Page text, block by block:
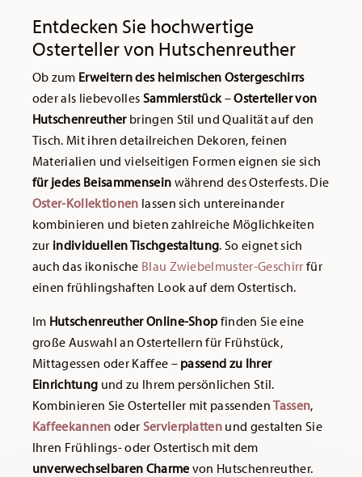
Entdecken Sie hochwertige
Osterteller von Hutschenreuther
Ob zum Erweitern des heimischen Ostergeschirrs
oder als liebevolles Sammlerstück –Osterteller von
Hutschenreutherbringen Stil und Qualität auf den
Tisch. Mit ihren detailreichen Dekoren, feinen
Materialien und vielseitigen Formen eignen sie sich
für jedes Beisammensein während des Osterfests. Die
Oster-Kollektionen lassen sich untereinander
kombinieren und bieten zahlreiche Möglichkeiten
zur individuellen Tischgestaltung. So eignet sich
auch das ikonische Blau Zwiebelmuster-Geschirr für
einen frühlingshaften Look auf dem Ostertisch.
Im Hutschenreuther Online-Shopfinden Sie eine
große Auswahl an Ostertellern für Frühstück,
Mittagessen oder Kaffee – passend zu Ihrer
Einrichtung und zu Ihrem persönlichen Stil.
Kombinieren Sie Osterteller mit passendenTassen,
Kaffeekannen oder Servierplatten und gestalten Sie
Ihren Frühlings- oder Ostertisch mit dem
unverwechselbaren Charme von Hutschenreuther.